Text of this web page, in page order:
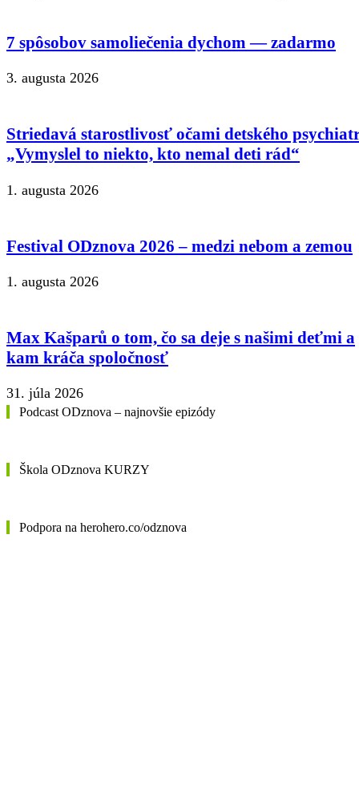
7 spôsobov samoliečenia dychom — zadarmo
3. augusta 2026
Striedavá starostlivosť očami detského
„Vymyslel to niekto, kto nemal deti rád“
1. augusta 2026
Festival ODznova 2026 – medzi nebom a zemou
1. augusta 2026
Max Kašparů o tom, čo sa deje s našimi deťmi a
kam kráča spoločnosť
31. júla 2026
Podcast ODznova – najnovšie epizódy
Škola ODznova KURZY
Podpora na herohero.co/odznova